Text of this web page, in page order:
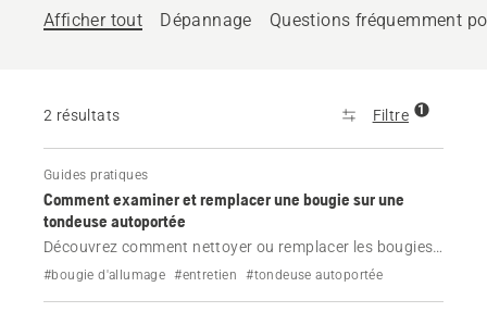
vous
Afficher tout Dépannage Questions fréquemment
2 résultats Filtre 1
Guides pratiques
Comment examiner et remplacer une bougie sur une
tondeuse autoportée
Découvrez comment nettoyer ou remplacer les bougies
de votre tondeuse autoportée.
#bougie d'allumage #entretien #tondeuse autoportée